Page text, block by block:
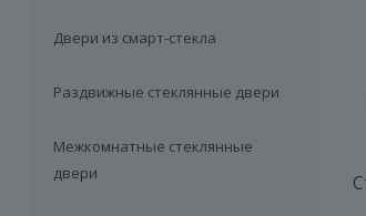
Двери из смарт-стекла
Раздвижные стеклянные двери
Межкомнатные стеклянные
двери